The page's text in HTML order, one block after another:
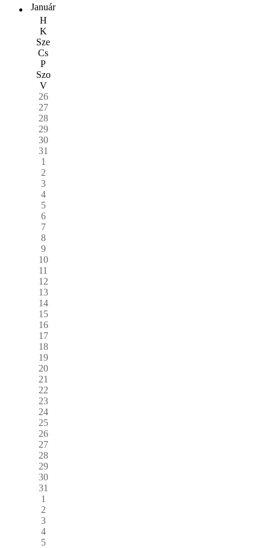
Január
H
K
Sze
Cs
P
Szo
V
26
27
28
29
30
31
1
2
3
4
5
6
7
8
9
10
11
12
13
14
15
16
17
18
19
20
21
22
23
24
25
26
27
28
29
30
31
1
2
3
4
5